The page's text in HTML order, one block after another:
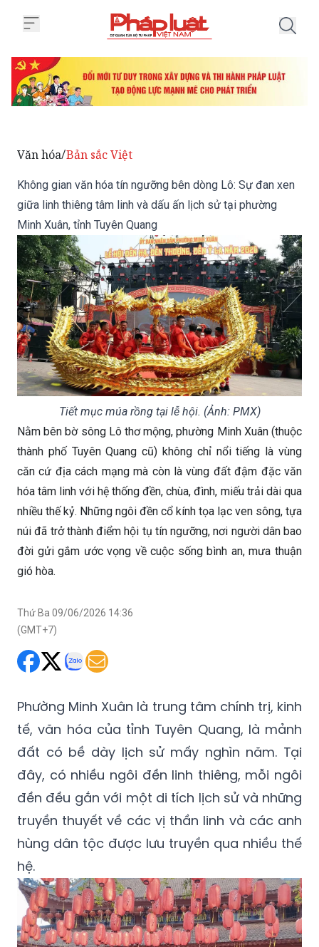
Văn hóa/Bản sắc Việt
Không gian văn hóa tín ngưỡng bên dòng Lô: Sự đan xen
giữa linh thiêng tâm linh và dấu ấn lịch sử tại phường
Minh Xuân, tỉnh Tuyên Quang
Tiết mục múa rồng tại lễ hội. (Ảnh: PMX)
Nằm bên bờ sông Lô thơ mộng, phường Minh Xuân (thuộc
thành phố Tuyên Quang cũ) không chỉ nổi tiếng là vùng
căn cứ địa cách mạng mà còn là vùng đất đậm đặc văn
hóa tâm linh với hệ thống đền, chùa, đình, miếu trải dài qua
nhiều thế kỷ. Những ngôi đền cổ kính tọa lạc ven sông, tựa
núi đã trở thành điểm hội tụ tín ngưỡng, nơi người dân bao
đời gửi gắm ước vọng về cuộc sống bình an, mưa thuận
gió hòa.
Thứ Ba 09/06/2026 14:36
(GMT+7)
Phường Minh Xuân là trung tâm chính trị, kinh
tế, văn hóa của tỉnh Tuyên Quang, là mảnh
đất có bề dày lịch sử mấy nghìn năm. Tại
đây, có nhiều ngôi đền linh thiêng, mỗi ngôi
đền đều gắn với một di tích lịch sử và những
truyền thuyết về các vị thần linh và các anh
hùng dân tộc được lưu truyền qua nhiều thế
hệ.